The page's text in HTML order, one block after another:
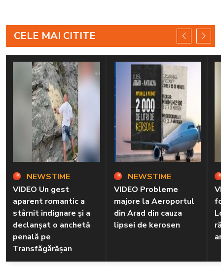
CELE MAI CITITE
NEWSTIME
VIDEO Un gest
aparent romantic a
stârnit indignare și a
declanșat o anchetă
penală pe
Transfăgărășan
NEWSTIME
VIDEO Probleme
majore la Aeroportul
din Arad din cauza
lipsei de kerosen